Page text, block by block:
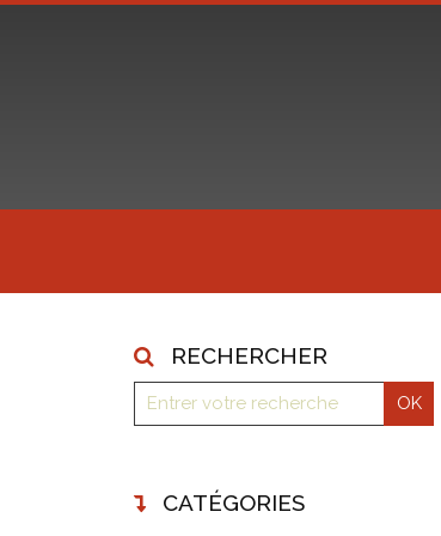
RECHERCHER
CATÉGORIES